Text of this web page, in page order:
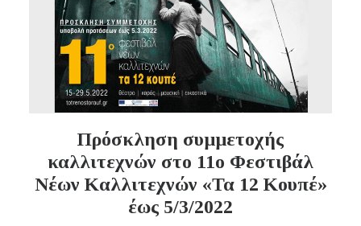
Πρόσκληση συμμετοχής
καλλιτεχνών στο 11ο Φεστιβάλ
Νέων Καλλιτεχνών «Τα 12 Κουπέ»
έως 5/3/2022